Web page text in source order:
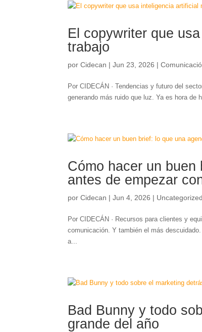
El copywriter que
trabajo
porCidecan |Jun 23, 2026 |
Por CIDECÁN · Tendencias y futuro del
generando más ruido que luz. Ya es hora de
Cómo hacer un
antes de empezar
porCidecan |Jun 4, 2026 | Uncategorized
Por CIDECÁN · Recursos para clientes y
comunicación. Y también el más
a...
Bad Bunny y todo
grande del año